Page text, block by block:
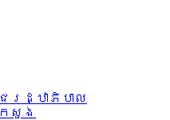
រដ្ឋាភិបាល
សួង